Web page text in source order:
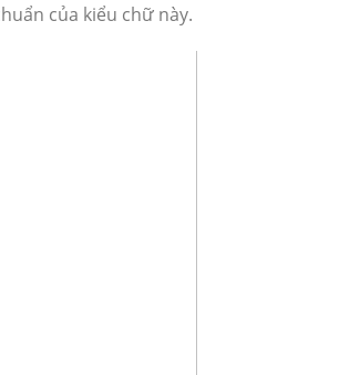
của kiểu chữ này.